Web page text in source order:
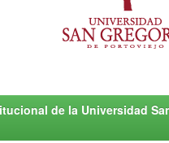
de la Universidad